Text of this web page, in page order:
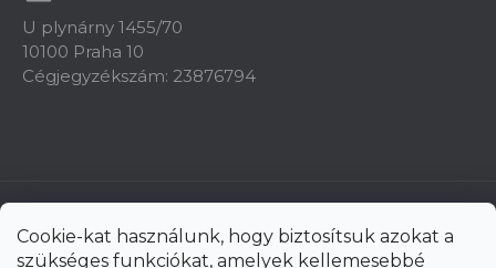
Cookie-kat használunk, hogy biztosítsuk azokat a
szükséges funkciókat, amelyek kellemesebbé
U plynárny 1455/70
10100 Praha 10
Cégjegyzékszám: 23876794